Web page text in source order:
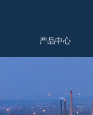
产品中心